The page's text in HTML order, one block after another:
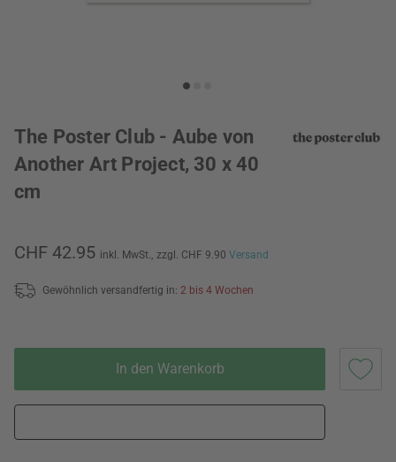
The Poster Club - Aube von
Another Art Project, 30 x 40
cm
CHF 42.95 inkl. MwSt., zzgl. CHF 9.90 Versand
Gewöhnlich versandfertig in: 2 bis 4 Wochen
In den Warenkorb